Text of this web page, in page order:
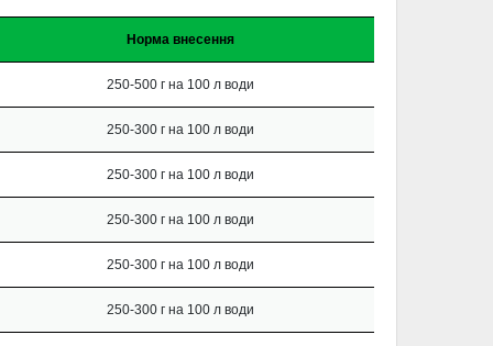
Норма внесення
250-500 г на 100 л води
250-300 г на 100 л води
250-300 г на 100 л води
250-300 г на 100 л води
250-300 г на 100 л води
250-300 г на 100 л води